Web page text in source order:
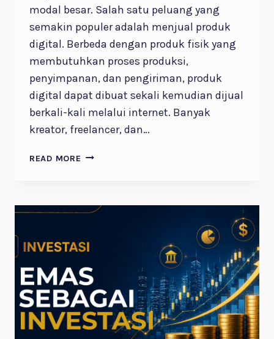
modal besar. Salah satu peluang yang
semakin populer adalah menjual produk
digital. Berbeda dengan produk fisik yang
membutuhkan proses produksi,
penyimpanan, dan pengiriman, produk
digital dapat dibuat sekali kemudian dijual
berkali-kali melalui internet. Banyak
kreator, freelancer, dan…
READ MORE 10
YANG
DIJUAL
DAN
MENGHASILKAN
UANG